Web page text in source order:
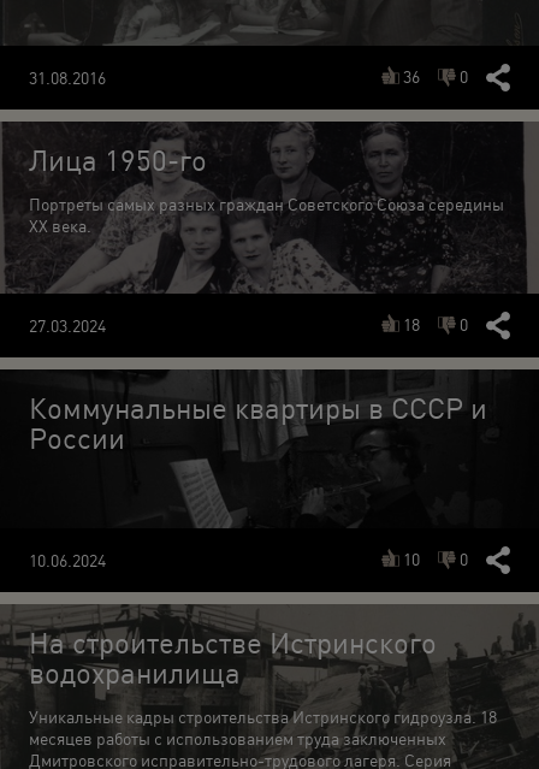
31.08.2016 36 0
Лица 1950-го
Портреты самых разных граждан Советского Союза середины
ХХ века.
27.03.2024 18 0
Коммунальные квартиры в СССР и
России
10.06.2024 10 0
На строительстве Истринского
водохранилища
Уникальные кадры строительства Истринского гидроузла. 18
месяцев работы с использованием труда заключенных
Дмитровского исправительно-трудового лагеря. Серия